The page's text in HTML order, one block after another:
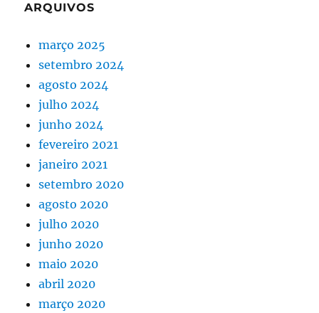
ARQUIVOS
março 2025
setembro 2024
agosto 2024
julho 2024
junho 2024
fevereiro 2021
janeiro 2021
setembro 2020
agosto 2020
julho 2020
junho 2020
maio 2020
abril 2020
março 2020